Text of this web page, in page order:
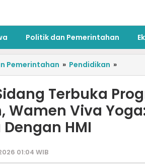
Politik dan Pemerintahan
Pemerintahan » Pendidikan »
Terbuka
Wamen Viva
Dengan HMI
01:04 WIB